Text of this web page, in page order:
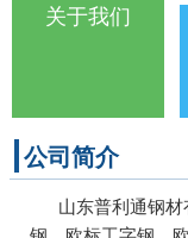
关于我们
公司简介
山东普利通钢材